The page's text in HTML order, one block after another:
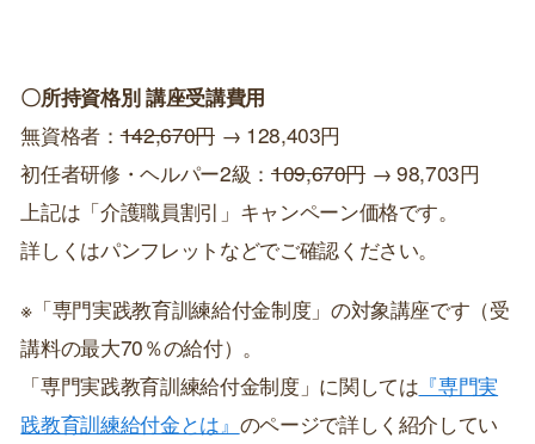
〇所持資格別 講座受講費用
無資格者：142,670円→ 128,403円
初任者研修・ヘルパー2級： 109,670円→ 98,703円
上記は「介護職員割引」キャンペーン価格です。
詳しくはパンフレットなどでご確認ください。
※「専門実践教育訓練給付金制度」の対象講座です（受
講料の最大70％の給付）。
「専門実践教育訓練給付金制度」に関しては 『専門実
践教育訓練給付金とは』 のページで詳しく紹介してい